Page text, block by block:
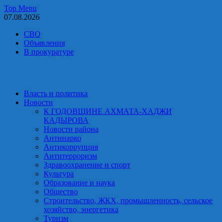
Skip
to
Top Menu
07.08.2026
СВО
Объявления
В прокуратуре
Власть и политика
Новости
К ГОДОВЩИНЕ АХМАТА-ХАДЖИ
КАДЫРОВА
Новости района
Антинарко
Антикоррупция
Антитерроризм
Здравоохранение и спорт
Культура
Образование и наука
Общество
Строительство, ЖКХ, промышленность, сельское
хозяйство, энергетика
Туризм